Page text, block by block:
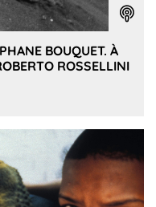
BOUQUET. À
ROSSELLINI